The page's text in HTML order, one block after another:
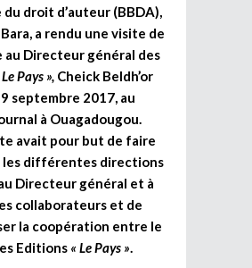
droit d’auteur (BBDA),
a rendu une visite de
au Directeur général des
Le Pays », Cheick Beldh’or
septembre 2017, au
à Ouagadougou.
avait pour but de faire
les différentes directions
Directeur général et à
collaborateurs et de
la coopération entre le
Editions « Le Pays ».